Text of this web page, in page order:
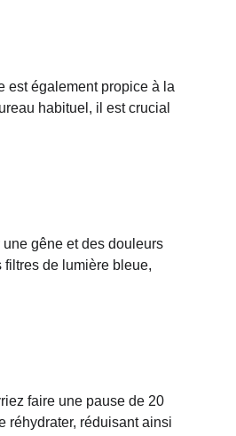
est également propice à la
habituel, il est crucial
gêne et des douleurs
de lumière bleue,
faire une pause de 20
réhydrater, réduisant ainsi